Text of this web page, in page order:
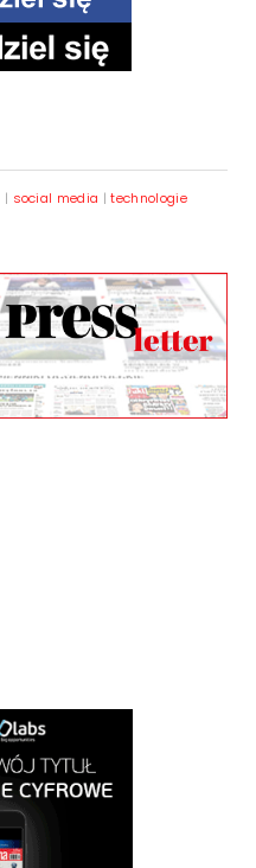
| social media |technologie